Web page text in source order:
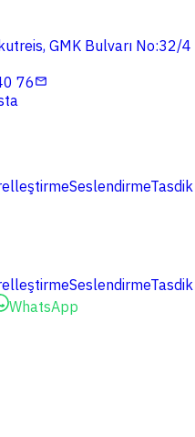
GMK Bulvarı No:32/4
76mail
SeslendirmeTasdik
SeslendirmeTasdik
WhatsApp